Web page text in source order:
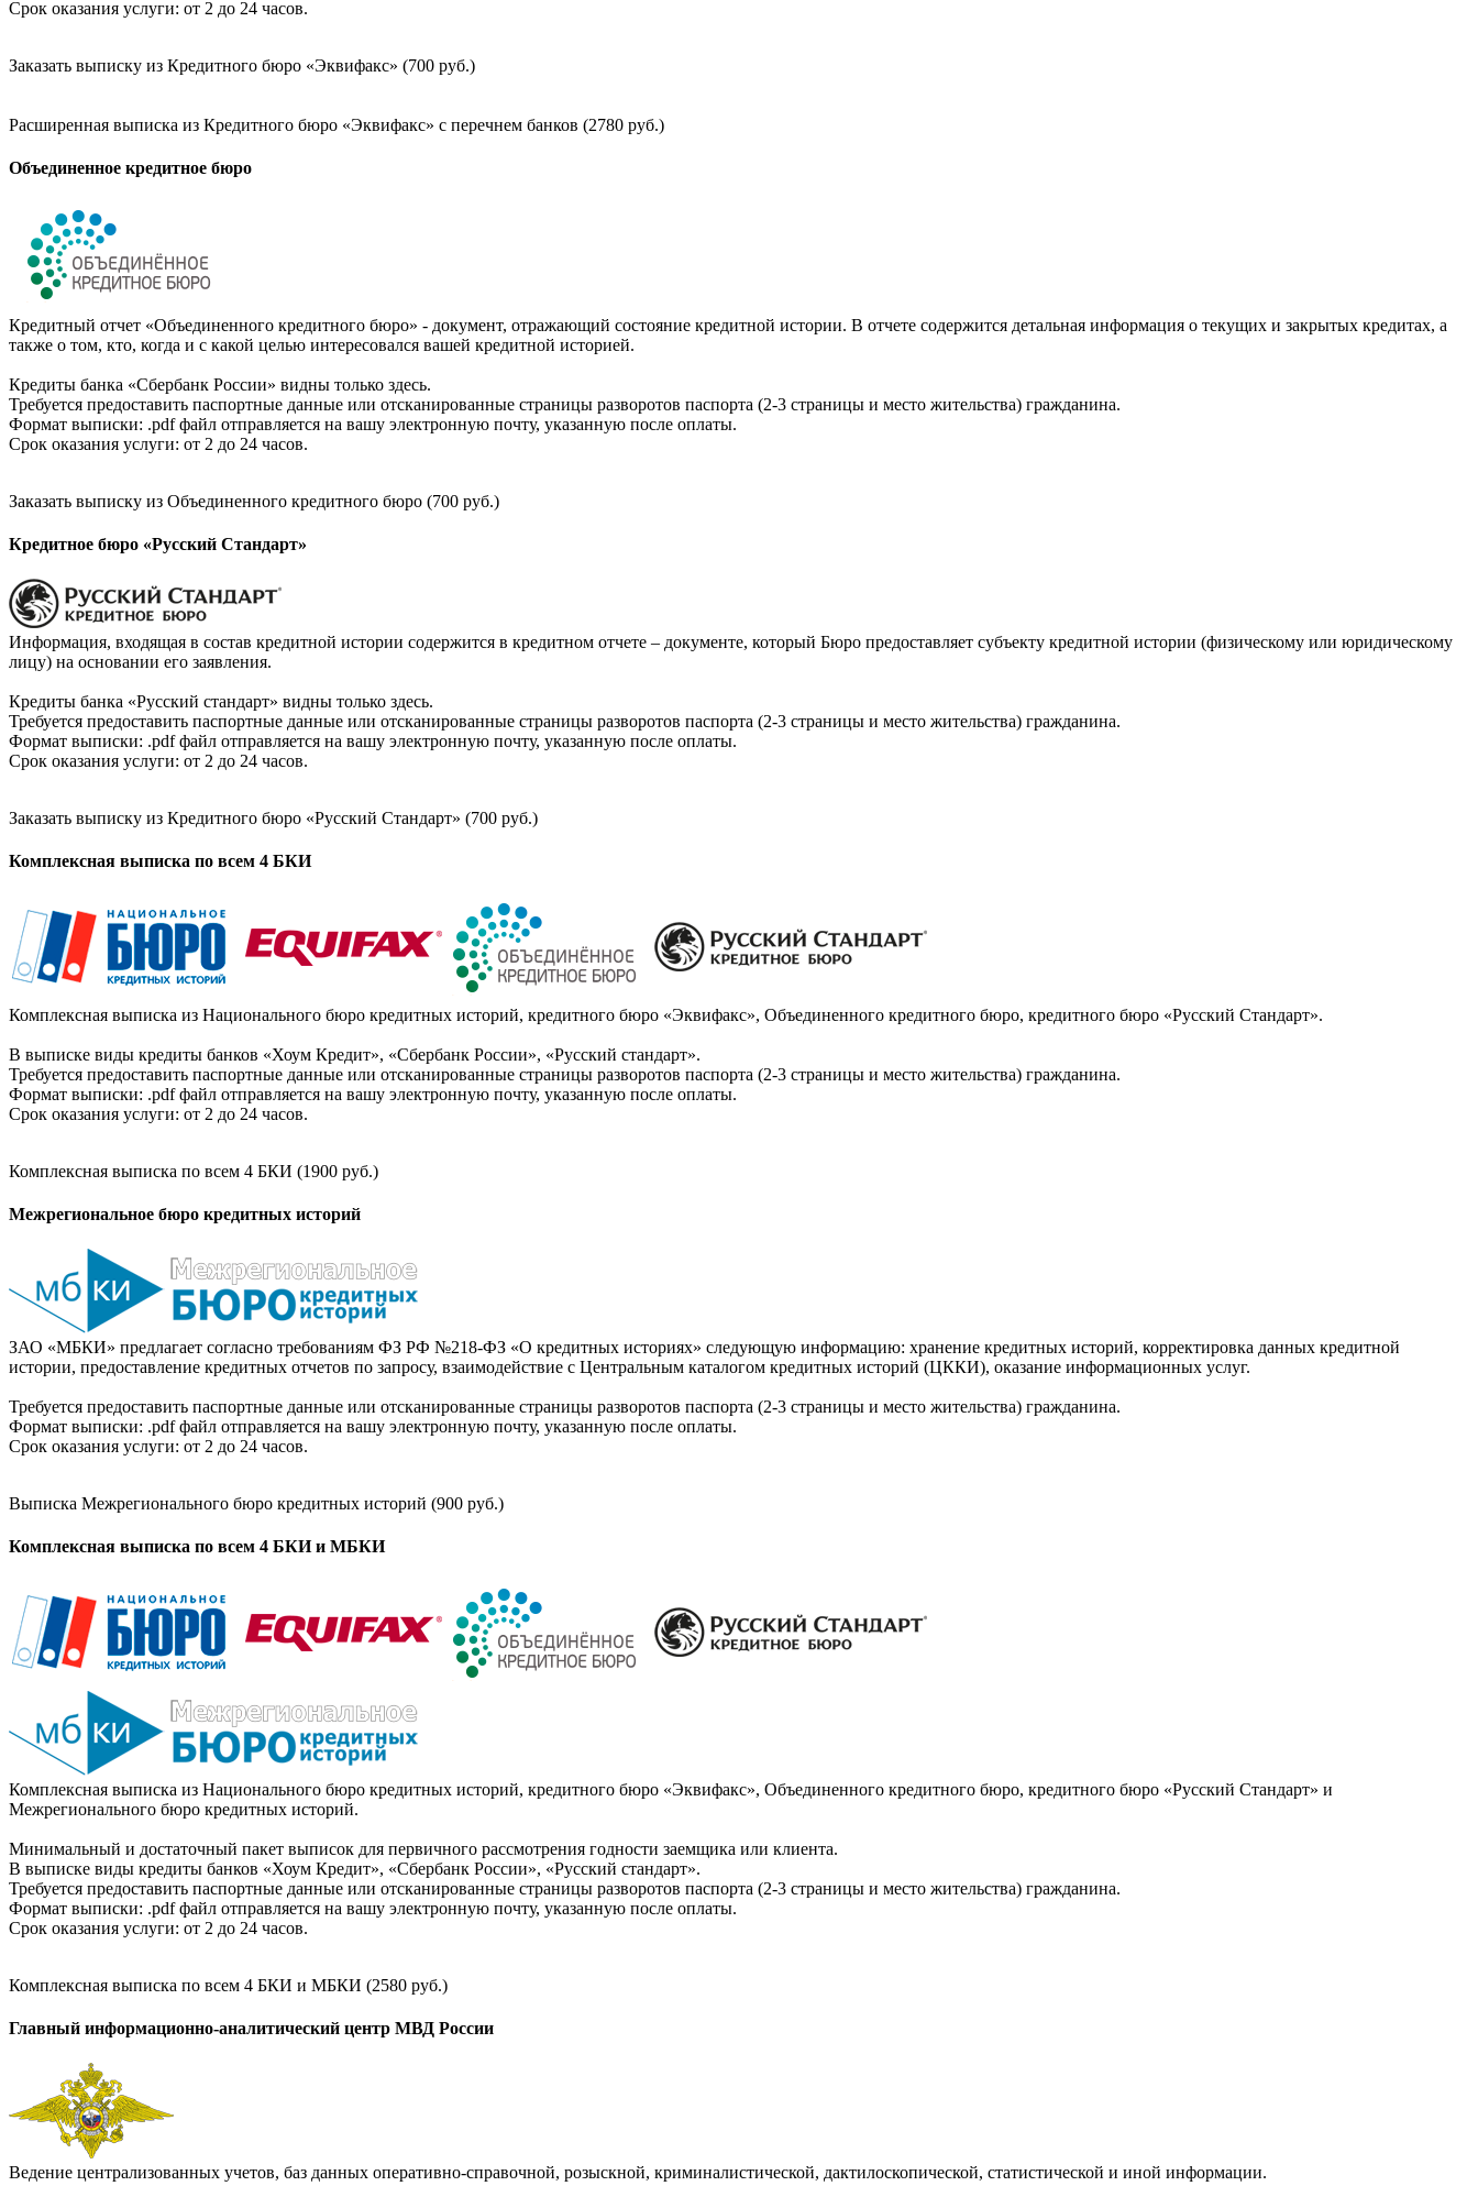
Срок оказания услуги: от 2 до 24 часов.
Заказать выписку из Кредитного бюро «Эквифакс» (700 руб.)
Расширенная выписка из Кредитного бюро «Эквифакс» с перечнем банков (2780 руб.)
Объединенное кредитное бюро
Кредитный отчет «Объединенного кредитного бюро» - документ, отражающий состояние кредитной истории. В отчете содержится детальная информация о текущих и закрытых кредитах, а
также о том, кто, когда и с какой целью интересовался вашей кредитной историей.
Кредиты банка «Сбербанк России» видны только здесь.
Требуется предоставить паспортные данные или отсканированные страницы разворотов паспорта (2-3 страницы и место жительства) гражданина.
Формат выписки: .pdf файл отправляется на вашу электронную почту, указанную после оплаты.
Срок оказания услуги: от 2 до 24 часов.
Заказать выписку из Объединенного кредитного бюро (700 руб.)
Кредитное бюро «Русский Стандарт»
Информация, входящая в состав кредитной истории содержится в кредитном отчете – документе, который Бюро предоставляет субъекту кредитной истории (физическому или юридическому
лицу) на основании его заявления.
Кредиты банка «Русский стандарт» видны только здесь.
Требуется предоставить паспортные данные или отсканированные страницы разворотов паспорта (2-3 страницы и место жительства) гражданина.
Формат выписки: .pdf файл отправляется на вашу электронную почту, указанную после оплаты.
Срок оказания услуги: от 2 до 24 часов.
Заказать выписку из Кредитного бюро «Русский Стандарт» (700 руб.)
Комплексная выписка по всем 4 БКИ
Комплексная выписка из Национального бюро кредитных историй, кредитного бюро «Эквифакс», Объединенного кредитного бюро, кредитного бюро «Русский Стандарт».
В выписке виды кредиты банков «Хоум Кредит», «Сбербанк России», «Русский стандарт».
Требуется предоставить паспортные данные или отсканированные страницы разворотов паспорта (2-3 страницы и место жительства) гражданина.
Формат выписки: .pdf файл отправляется на вашу электронную почту, указанную после оплаты.
Срок оказания услуги: от 2 до 24 часов.
Комплексная выписка по всем 4 БКИ (1900 руб.)
Межрегиональное бюро кредитных историй
ЗАО «МБКИ» предлагает согласно требованиям ФЗ РФ №218-ФЗ «О кредитных историях» следующую информацию: хранение кредитных историй, корректировка данных кредитной
истории, предоставление кредитных отчетов по запросу, взаимодействие с Центральным каталогом кредитных историй (ЦККИ), оказание информационных услуг.
Требуется предоставить паспортные данные или отсканированные страницы разворотов паспорта (2-3 страницы и место жительства) гражданина.
Формат выписки: .pdf файл отправляется на вашу электронную почту, указанную после оплаты.
Срок оказания услуги: от 2 до 24 часов.
Выписка Межрегионального бюро кредитных историй (900 руб.)
Комплексная выписка по всем 4 БКИ и МБКИ
Комплексная выписка из Национального бюро кредитных историй, кредитного бюро «Эквифакс», Объединенного кредитного бюро, кредитного бюро «Русский Стандарт» и
Межрегионального бюро кредитных историй.
Минимальный и достаточный пакет выписок для первичного рассмотрения годности заемщика или клиента.
В выписке виды кредиты банков «Хоум Кредит», «Сбербанк России», «Русский стандарт».
Требуется предоставить паспортные данные или отсканированные страницы разворотов паспорта (2-3 страницы и место жительства) гражданина.
Формат выписки: .pdf файл отправляется на вашу электронную почту, указанную после оплаты.
Срок оказания услуги: от 2 до 24 часов.
Комплексная выписка по всем 4 БКИ и МБКИ (2580 руб.)
Главный информационно-аналитический центр МВД России
Ведение централизованных учетов, баз данных оперативно-справочной, розыскной, криминалистической, дактилоскопической, статистической и иной информации.